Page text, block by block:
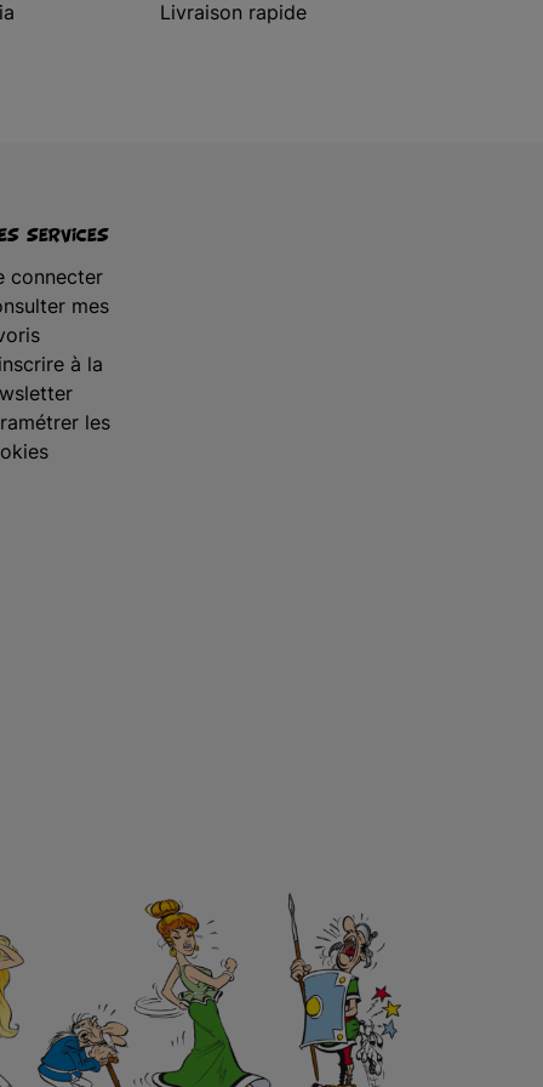
Livraison rapide
services
connecter
mes
à la
les